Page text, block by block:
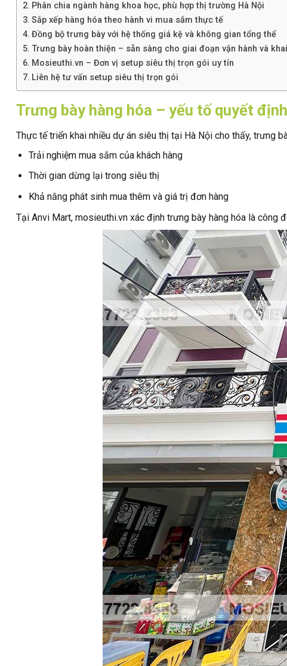
Phân chia ngành hàng khoa học, phù hợp thị trường Hà Nội
Sắp xếp hàng hóa theo hành vi mua sắm thực tế
Đồng bộ trưng bày với hệ thống giá kệ và không gian tổng thể
Trưng bày hoàn thiện – sẵn sàng cho giai đoạn vận hành và
Mosieuthi.vn – Đơn vị setup siêu thị trọn gói uy tín
Liên hệ tư vấn setup siêu thị trọn gói
Trưng bày hàng hóa – yếu tố quyết
Thực tế triển khai nhiều dự án siêu thị tại Hà Nội cho thấy, trưng
Trải nghiệm mua sắm của khách hàng
Thời gian dừng lại trong siêu thị
Khả năng phát sinh mua thêm và giá trị đơn hàng
Tại Anvi Mart, mosieuthi.vn xác định trưng bày hàng hóa là công